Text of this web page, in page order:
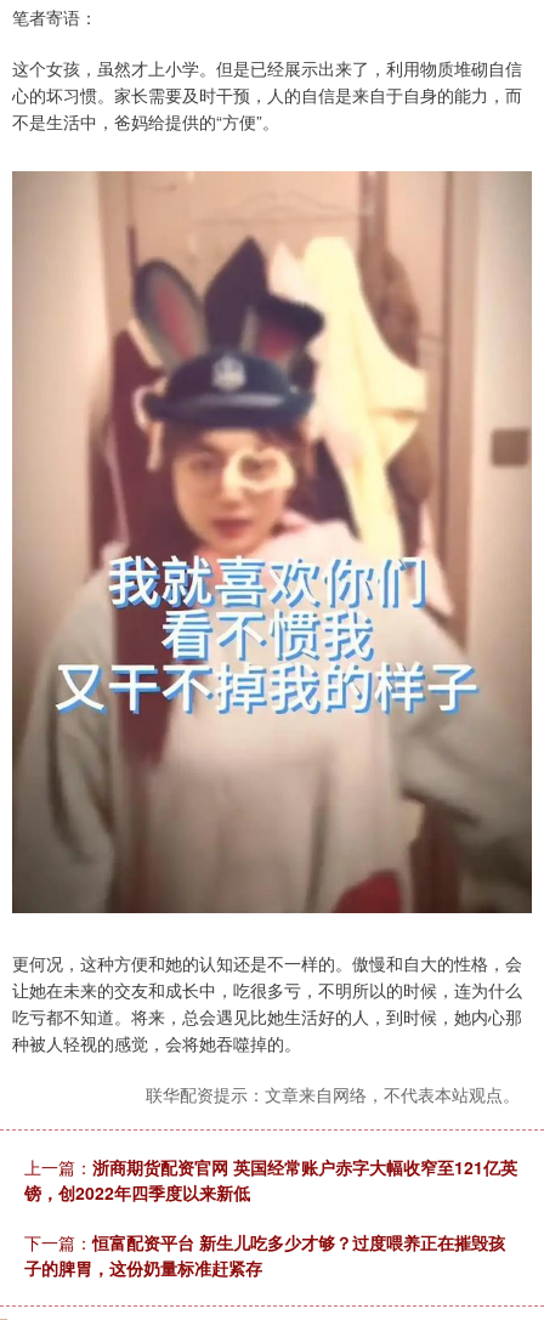
笔者寄语：
这个女孩，虽然才上小学。但是已经展示出来了，利用物质堆砌自信
心的坏习惯。家长需要及时干预，人的自信是来自于自身的能力，而
不是生活中，爸妈给提供的“方便”。
更何况，这种方便和她的认知还是不一样的。傲慢和自大的性格，会
让她在未来的交友和成长中，吃很多亏，不明所以的时候，连为什么
吃亏都不知道。将来，总会遇见比她生活好的人，到时候，她内心那
种被人轻视的感觉，会将她吞噬掉的。
联华配资提示：文章来自网络，不代表本站观点。
上一篇： 浙商期货配资官网 英国经常账户赤字大幅收窄至121亿英
镑，创2022年四季度以来新低
下一篇：恒富配资平台 新生儿吃多少才够？过度喂养正在摧毁孩
子的脾胃，这份奶量标准赶紧存